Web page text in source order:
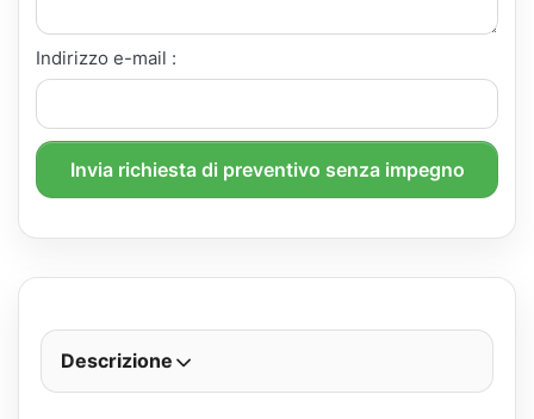
Indirizzo e-mail :
Invia richiesta di preventivo senza impegno
Descrizione